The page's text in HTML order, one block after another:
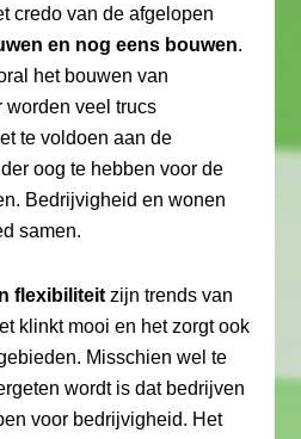
credo van de afgelopen
en nog eens bouwen.
het bouwen van
worden veel trucs
te voldoen aan de
oog te hebben voor de
Bedrijvigheid en wonen
samen.
flexibiliteit zijn trends van
klinkt mooi en het zorgt ook
Misschien wel te
wordt is dat bedrijven
voor bedrijvigheid. Het